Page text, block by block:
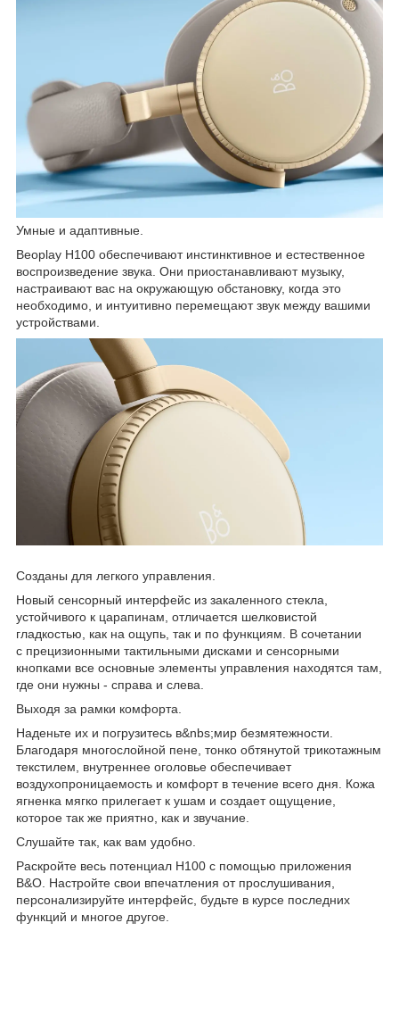
Умные и адаптивные.
Beoplay H100 обеспечивают инстинктивное и естественное
воспроизведение звука. Они приостанавливают музыку,
настраивают вас на окружающую обстановку, когда это
необходимо, и интуитивно перемещают звук между вашими
устройствами.
Созданы для легкого управления.
Новый сенсорный интерфейс из закаленного стекла,
устойчивого к царапинам, отличается шелковистой
гладкостью, как на ощупь, так и по функциям. В сочетании
с прецизионными тактильными дисками и сенсорными
кнопками все основные элементы управления находятся там,
где они нужны - справа и слева.
Выходя за рамки комфорта.
Наденьте их и погрузитесь в&nbs;мир безмятежности.
Благодаря многослойной пене, тонко обтянутой трикотажным
текстилем, внутреннее оголовье обеспечивает
воздухопроницаемость и комфорт в течение всего дня. Кожа
ягненка мягко прилегает к ушам и создает ощущение,
которое так же приятно, как и звучание.
Слушайте так, как вам удобно.
Раскройте весь потенциал H100 с помощью приложения
B&O. Настройте свои впечатления от прослушивания,
персонализируйте интерфейс, будьте в курсе последних
функций и многое другое.